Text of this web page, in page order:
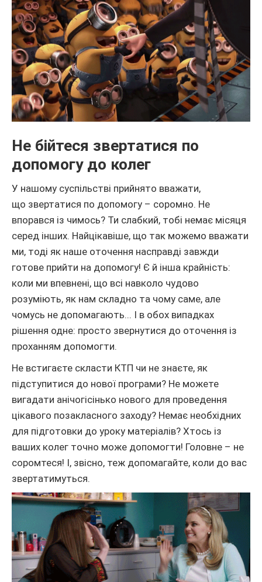
Не бійтеся звертатися по
допомогу до колег
У нашому суспільстві прийнято вважати,
що звертатися по допомогу – соромно. Не
впорався із чимось? Ти слабкий, тобі немає місяця
серед інших. Найцікавіше, що так можемо вважати
ми, тоді як наше оточення насправді завжди
готове прийти на допомогу! Є й інша крайність:
коли ми впевнені, що всі навколо чудово
розуміють, як нам складно та чому саме, але
чомусь не допомагають... І в обох випадках
рішення одне: просто звернутися до оточення із
проханням допомогти.
Не встигаєте скласти КТП чи не знаєте, як
підступитися до нової програми? Не можете
вигадати анічогісінько нового для проведення
цікавого позакласного заходу? Немає необхідних
для підготовки до уроку матеріалів? Хтось із
ваших колег точно може допомогти! Головне – не
соромтеся! І, звісно, теж допомагайте, коли до вас
звертатимуться.